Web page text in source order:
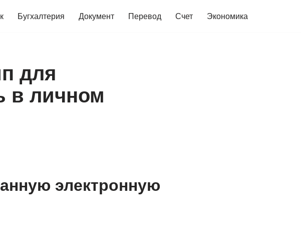
Бугхалтерия Документ Перевод Счет Экономика
для
в личном
электронную